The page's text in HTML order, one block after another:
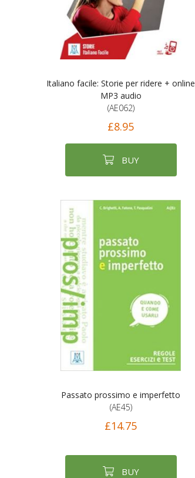
Italiano facile: Storie per ridere + online
MP3 audio
(AE062)
£8.95
BUY
Passato prossimo e imperfetto
(AE45)
£14.75
BUY